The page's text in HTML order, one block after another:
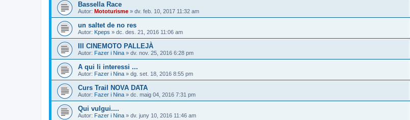
Bassella Race
Autor: Mototurisme » dv. feb. 10, 2017 11:32 am
un saltet de no res
Autor: Kpeps » dc. des. 21, 2016 11:06 am
III CINEMOTO PALLEJÀ
Autor: Fazer i Nina » dv. nov. 25, 2016 6:28 pm
A qui li interessi ...
Autor: Fazer i Nina » dg. set. 18, 2016 8:55 pm
Curs Trail NOVA DATA
Autor: Fazer i Nina » dc. maig 04, 2016 7:31 pm
Qui vulgui....
Autor: Fazer i Nina » dv. juny 10, 2016 11:46 am